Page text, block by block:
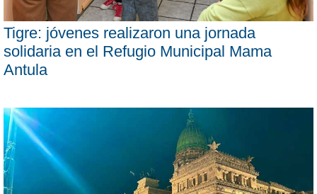
Tigre: jóvenes realizaron una jornada
solidaria en el Refugio Municipal Mama
Antula